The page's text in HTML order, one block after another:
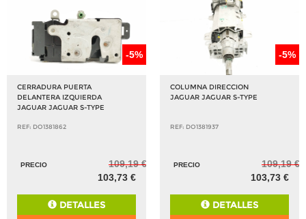
-5%
CERRADURA PUERTA
DELANTERA IZQUIERDA
JAGUAR JAGUAR S-TYPE
REF: DO1381862
PRECIO
109,19 €
103,73 €
DETALLES
-5%
COLUMNA DIRECCION
JAGUAR JAGUAR S-TYPE
REF: DO1381937
PRECIO
109,19 €
103,73 €
DETALLES